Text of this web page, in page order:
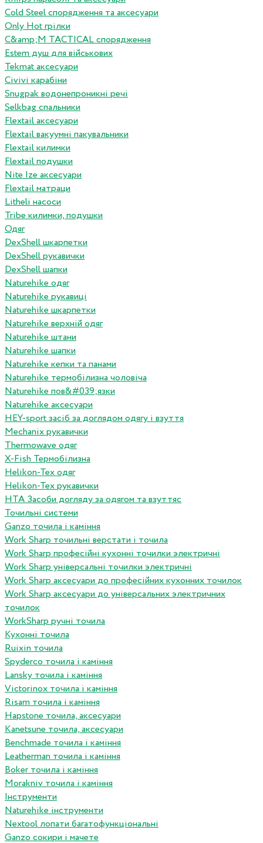
Cold Steel спорядження та аксесуари
Only Hot грілки
C&amp;M TACTICAL спорядження
Estem душ для військових
Tekmat аксесуари
Сivivi карабіни
Snugpak водонепроникні речі
Selkbag спальники
Flextail аксесуари
Flextail вакуумні пакувальники
Flextail килимки
Flextail подушки
Nite Ize аксесуари
Flextail матраци
Litheli насоси
Tribe килимки, подушки
Одяг
DexShell шкарпетки
DexShell рукавички
DexShell шапки
Naturehike одяг
Naturehike рукавиці
Naturehike шкарпетки
Naturehike верхній одяг
Naturehike штани
Naturehike шапки
Naturehike кепки та панами
Naturehike термобілизна чоловіча
Naturehike пов&#039;язки
Naturehike аксесуари
HEY-sport засіб за доглядом одягу і взуття
Mechanix рукавички
Thermowave одяг
X-Fish Термобілизна
Helikon-Tex одяг
Helikon-Tex рукавички
HTA Засоби догляду за одягом та взуттяс
Точильні системи
Ganzo точила і каміння
Work Sharp точильні верстати і точила
Work Sharp професiйнi кухоннi точилки электричнi
Work Sharp унiверсальнi точилки электричнi
Work Sharp аксесуари до професiйних кухонних точилок
Work Sharp аксесуари до унiверсальних электричних
точилок
WorkSharp ручні точила
Кухонні точила
Ruixin точила
Spyderco точила і каміння
Lansky точила і каміння
Victorinox точила і каміння
Risam точила і каміння
Hapstone точила, аксесуари
Kanetsune точила, аксесуари
Benchmade точила і каміння
Leatherman точила і каміння
Boker точила і каміння
Morakniv точила і каміння
Інструменти
Naturehike інструменти
Nextool лопати багатофункціональні
Ganzo сокири і мачете